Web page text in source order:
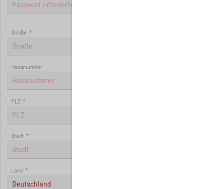
Straße *
Hausnummer
PLZ *
Stadt *
Land *
Deutschland